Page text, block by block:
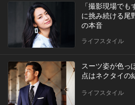
「撮影現場で
に挑み続ける尾
の本音
ライフスタイル
スーツ姿が色っ
点はネクタイの
ライフスタイル